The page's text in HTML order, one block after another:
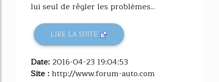
lui seul de rêgler les problèmes...
LIRE LA SUITE
Date: 2016-04-23 19:04:53
Site :http://www.forum-auto.com